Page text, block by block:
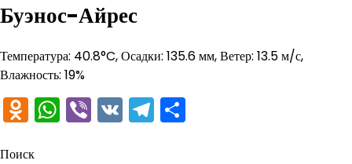
Буэнос-Айрес
Температура: 40.8°C, Осадки: 135.6 мм, Ветер: 13.5 м/с,
Влажность: 19%
Odnoklassniki
WhatsApp
Viber
VKTelegram
Поиск